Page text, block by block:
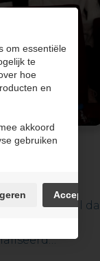
Zhao
om essentiële
te
hoe
en
akkoord
gebruiken